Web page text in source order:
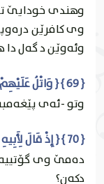
وهندى خودايێ
وى كافرێن
وئه‌وێن د گه‌ل دا
{ 69 } { وَاتْلُ عَلَيْهِمْ نَبَأَ إِبْرَاهِيمَ }
وتو -ئه‌ى
{ 70 } { إِذْ قَالَ لِأَبِيهِ وَقَوْمِهِ مَا تَعْبُدُونَ }
ده‌مێ وى
دكه‌ن؟